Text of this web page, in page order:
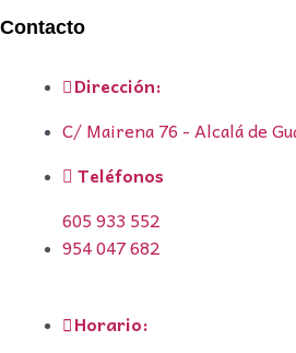
Contacto
Dirección:
C/ Mairena 76 - Alcalá de
Teléfonos
605 933 552
954 047 682
Horario: